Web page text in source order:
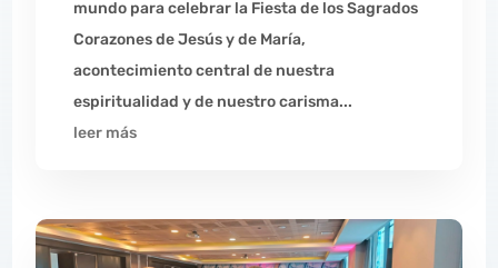
mundo para celebrar la Fiesta de los Sagrados
Corazones de Jesús y de María,
acontecimiento central de nuestra
espiritualidad y de nuestro carisma...
leer más